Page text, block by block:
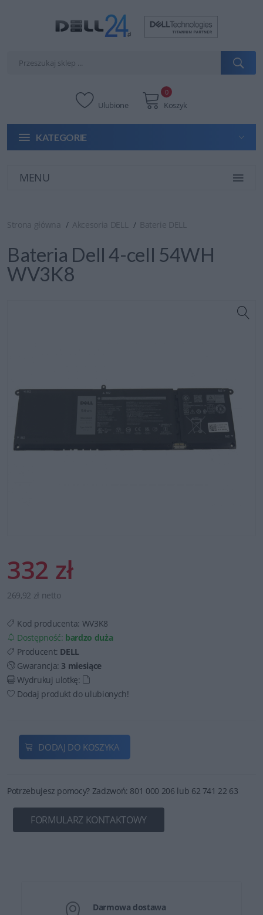
Ulubione Koszyk
0
KATEGORIE
MENU
Strona główna Akcesoria DELL Baterie DELL
Bateria Dell 4-cell 54WH
WV3K8
332 zł
269,92 zł netto
Kod producenta: WV3K8
Dostępność: bardzo duża
Producent: DELL
Gwarancja:3 miesiące
Wydrukuj ulotkę:
Dodaj produkt do ulubionych!
DODAJ DO KOSZYKA
Potrzebujesz pomocy? Zadzwoń: 801 000 206 lub 62 741 22 63
FORMULARZ KONTAKTOWY
Darmowa dostawa